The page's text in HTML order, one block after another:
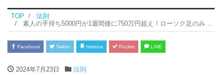
TOP
法則
素人の手持ち5000円が1週間後に750万円超え！ローソク足のみで資金を1500倍に変える！市場のアナリストと言う異名を持つ必勝法を徹底解説
Facebook Twitter Hatena Pocket LINE
2024年7月23日 法則